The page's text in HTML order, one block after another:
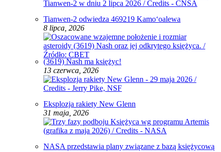
Tianwen-2 odwiedza 469219 Kamoʻoalewa
8 lipca, 2026
(3619) Nash ma księżyc!
13 czerwca, 2026
Eksplozja rakiety New Glenn
31 maja, 2026
NASA przedstawia plany związane z bazą księżycową